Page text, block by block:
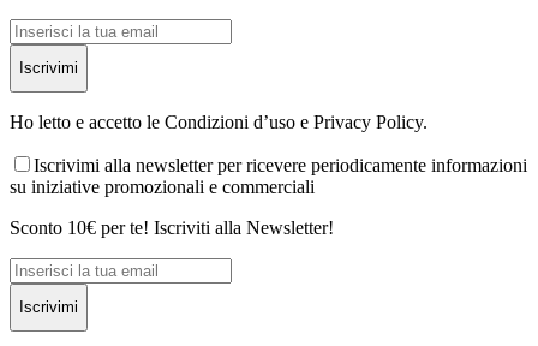
Iscrivimi
Ho letto e accetto le Condizioni d’uso e Privacy Policy.
Iscrivimi alla newsletter per ricevere periodicamente informazioni
su iniziative promozionali e commerciali
Sconto 10€ per te! Iscriviti alla Newsletter!
Iscrivimi